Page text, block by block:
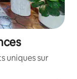
uniques sur